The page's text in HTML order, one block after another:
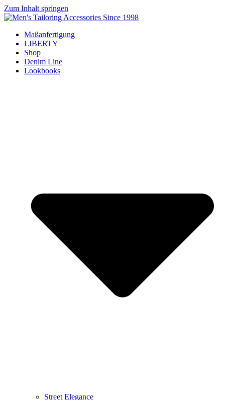
Zum Inhalt springen
Maßanfertigung
LIBERTY
Shop
Denim Line
Lookbooks
Street Elegance